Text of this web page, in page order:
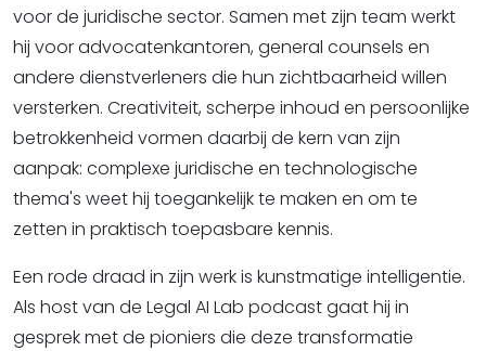
voor de juridische sector. Samen met zijn team werkt
hij voor advocatenkantoren, general counsels en
andere dienstverleners die hun zichtbaarheid willen
versterken. Creativiteit, scherpe inhoud en persoonlijke
betrokkenheid vormen daarbij de kern van zijn
aanpak: complexe juridische en technologische
thema's weet hij toegankelijk te maken en om te
zetten in praktisch toepasbare kennis.
Een rode draad in zijn werk is kunstmatige intelligentie.
Als host van de Legal AI Lab podcast gaat hij in
gesprek met de pioniers die deze transformatie